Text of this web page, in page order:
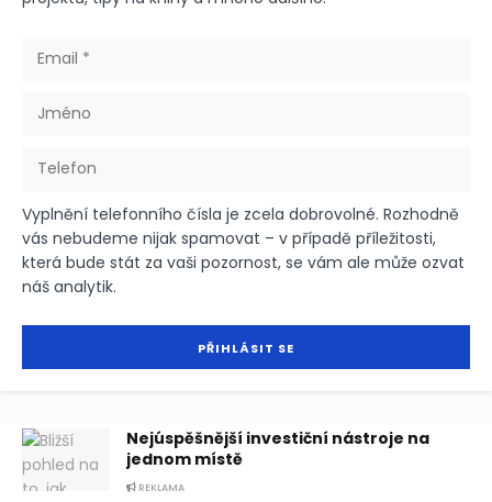
Vyplnění telefonního čísla je zcela dobrovolné. Rozhodně
vás nebudeme nijak spamovat – v případě příležitosti,
která bude stát za vaši pozornost, se vám ale může ozvat
náš analytik.
Nejúspěšnější investiční nástroje na
jednom místě
REKLAMA